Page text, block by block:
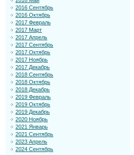
2016 Сентябрь
2016 Октябрь
2017 Февраль
2017 Март
2017 Апрель
2017 Сентябрь
2017 Октябрь
2017 Ноябрь
2017 Декабрь
2018 Сентябрь
2018 Октябрь
2018 Декабрь
2019 Февраль
2019 Октябрь
2019 Декабрь
2020 Ноябрь
2021 Январь
2021 Сентябрь
2023 Апрель
2024 Сентябрь